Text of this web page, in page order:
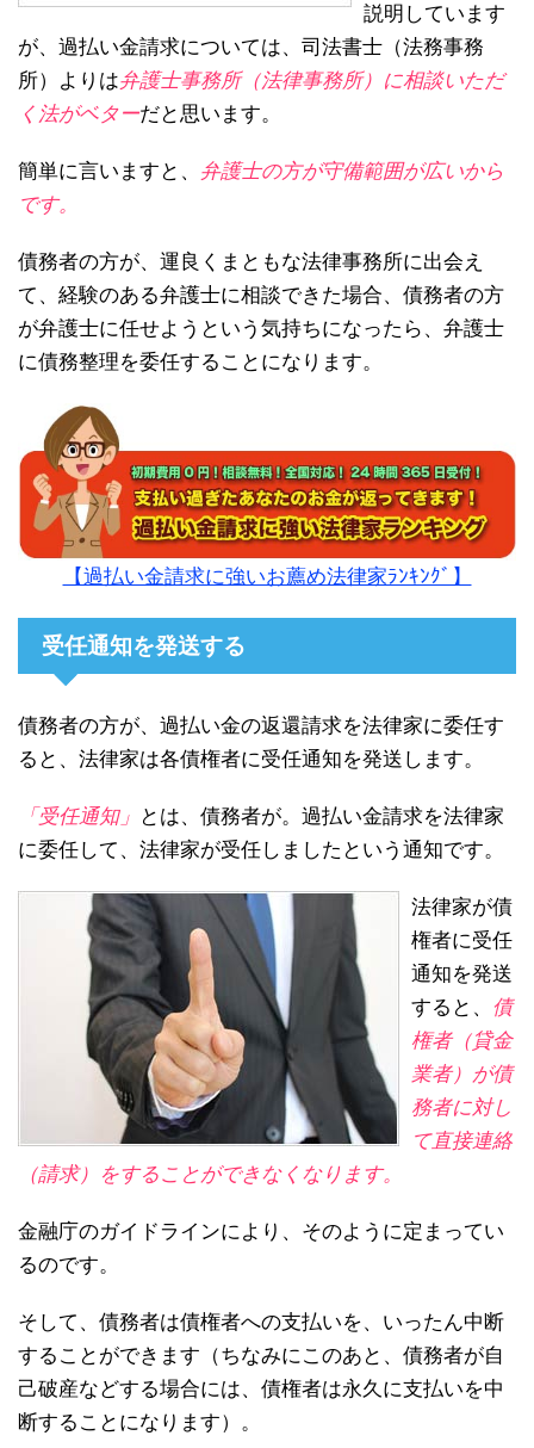
説明しています
が、過払い金請求については、司法書士（法務事務
所）よりは弁護士事務所（法律事務所）に相談いただ
く法がベターだと思います。
簡単に言いますと、 弁護士の方が守備範囲が広いから
です。
債務者の方が、運良くまともな法律事務所に出会え
て、経験のある弁護士に相談できた場合、債務者の方
が弁護士に任せようという気持ちになったら、弁護士
に債務整理を委任することになります。
【過払い金請求に強いお薦め法律家ﾗﾝｷﾝｸﾞ】
受任通知を発送する
債務者の方が、過払い金の返還請求を法律家に委任す
ると、法律家は各債権者に受任通知を発送します。
「受任通知」 とは、債務者が。過払い金請求を法律家
に委任して、法律家が受任しましたという通知です。
法律家が債
権者に受任
通知を発送
すると、
債
権者（貸金
業者）が債
務者に対し
て直接連絡
（請求）をすることができなくなります。
金融庁のガイドラインにより、そのように定まってい
るのです。
そして、債務者は債権者への支払いを、いったん中断
することができます（ちなみにこのあと、債務者が自
己破産などする場合には、債権者は永久に支払いを中
断することになります）。